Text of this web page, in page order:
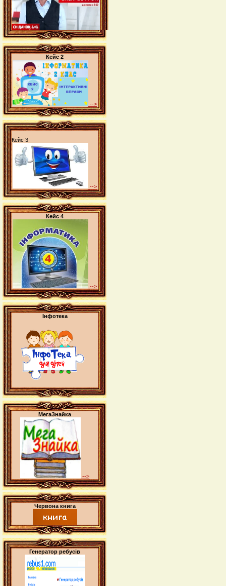
Кейс 2
-->
Кейс 3
-->
Кейс 4
-->
Інфотека
МегаЗнайка
-->
Червона книга
Генератор ребусів